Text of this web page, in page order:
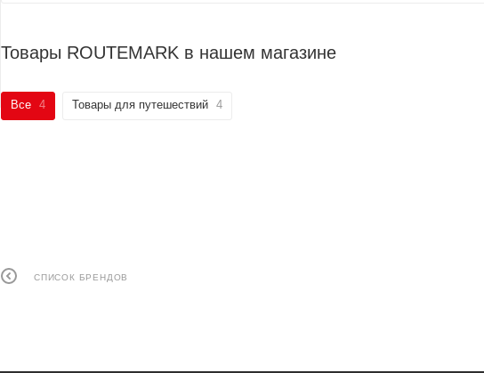
Товары ROUTEMARK в нашем магазине
Все 4 Товары для путешествий 4
СПИСОК БРЕНДОВ